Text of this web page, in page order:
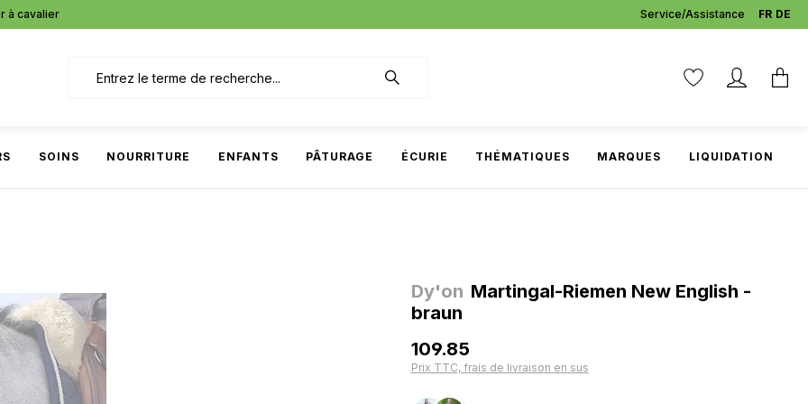
à cavalier Service/Assistance DE
FR
SOINS NOURRITURE ENFANTS PÂTURAGE ÉCURIE THÉMATIQUES MARQUES LIQUIDATION
Dy'on Martingal-Riemen New English -
braun
109.85
Prix TTC, frais de livraison en sus